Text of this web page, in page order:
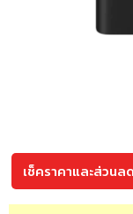
เช็คราคาและส่วนล